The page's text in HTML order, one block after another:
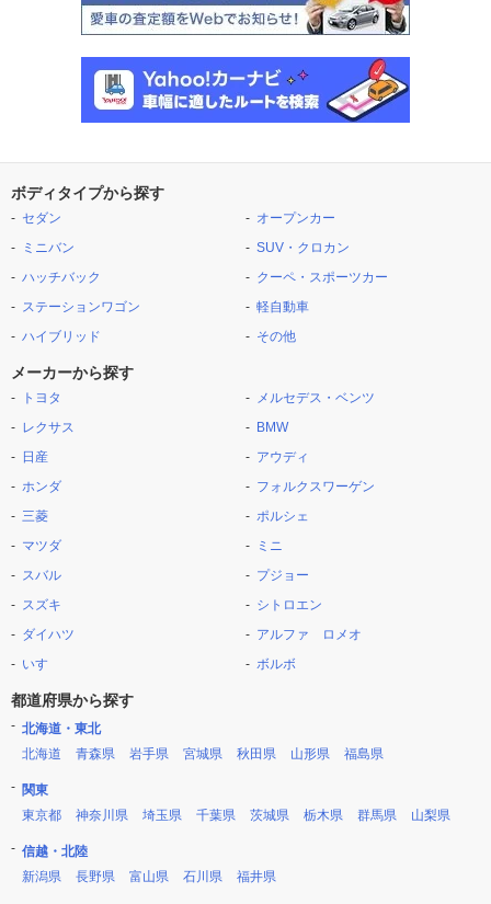
ボディタイプから探す
セダン
ミニバン
ハッチバック
ステーションワゴン
ハイブリッド
オープンカー
SUV・クロカン
クーペ・スポーツカー
軽自動車
その他
メーカーから探す
トヨタ
レクサス
日産
ホンダ
三菱
マツダ
スバル
スズキ
ダイハツ
いすゞ
メルセデス・ベンツ
BMW
アウディ
フォルクスワーゲン
ポルシェ
ミニ
プジョー
シトロエン
アルファ ロメオ
ボルボ
都道府県から探す
北海道・東北
北海道
青森県 岩手県 宮城県 秋田県 山形県 福島県
関東
東京都
神奈川県 埼玉県 千葉県 茨城県 栃木県 群馬県 山梨県
信越・北陸
新潟県
長野県 富山県 石川県 福井県